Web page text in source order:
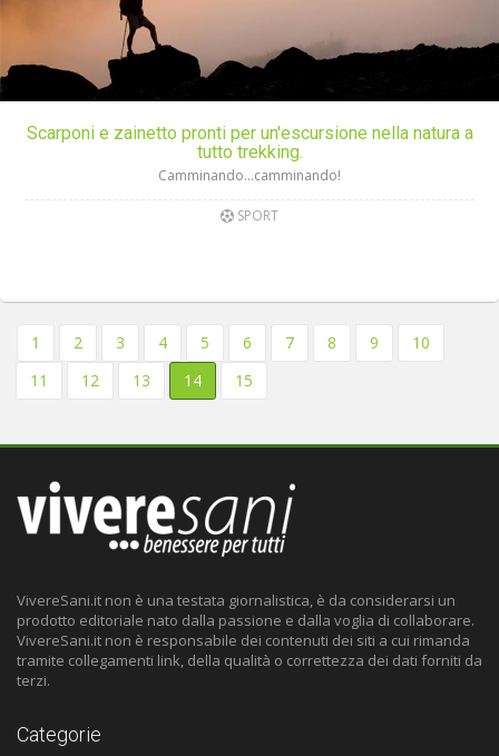
Scarponi e zainetto pronti per un'escursione nella natura a
tutto trekking.
Camminando...camminando!
SPORT
1 2 3 4 5 6 7 8 9
10
11
12 13 14 15
VivereSani.it non è una testata giornalistica, è da considerarsi un
prodotto editoriale nato dalla passione e dalla voglia di collaborare.
VivereSani.it non è responsabile dei contenuti dei siti a cui rimanda
tramite collegamenti link, della qualità o correttezza dei dati forniti da
terzi.
Categorie